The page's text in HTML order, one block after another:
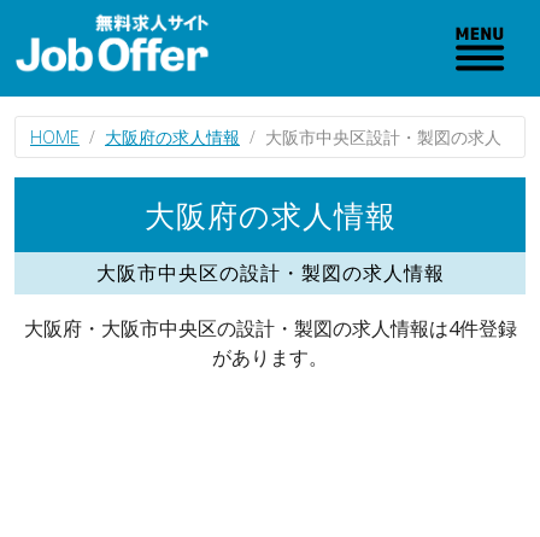
HOME 大阪府の求人情報 大阪市中央区設計・製図の求人
大阪府の求人情報
大阪市中央区の設計・製図の求人情報
大阪府・大阪市中央区の設計・製図の求人情報は4件登録
があります。